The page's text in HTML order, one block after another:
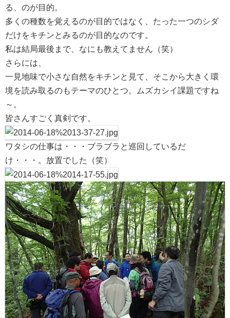
る、のが目的。
多くの種数を覚えるのが目的ではなく、たった一つのシダ
だけをキチンとみるのが目的なのです。
私は結局最後まで、なにも教えてません（笑）
さらには、
一見地味で小さな自然をキチンと見て、そこから大きく環
境を読み取るのもテーマのひとつ。ムズカシイ課題ですね
～。
皆さんすごく真剣です。
ワタシの仕事は・・・ブラブラと巡回しているだ
け・・・。放置でした（笑）